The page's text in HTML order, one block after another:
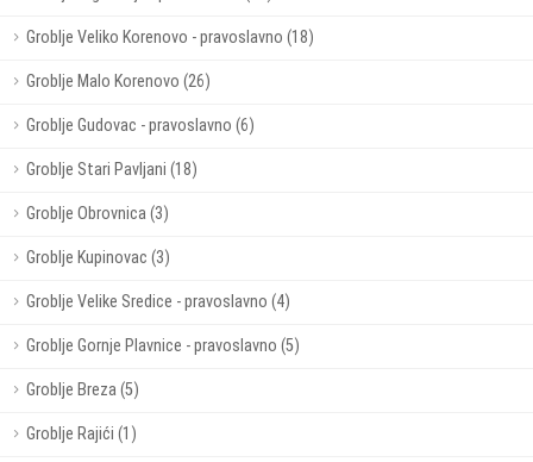
Groblje Veliko Korenovo - pravoslavno (18)
Groblje Malo Korenovo (26)
Groblje Gudovac - pravoslavno (6)
Groblje Stari Pavljani (18)
Groblje Obrovnica (3)
Groblje Kupinovac (3)
Groblje Velike Sredice - pravoslavno (4)
Groblje Gornje Plavnice - pravoslavno (5)
Groblje Breza (5)
Groblje Rajići (1)